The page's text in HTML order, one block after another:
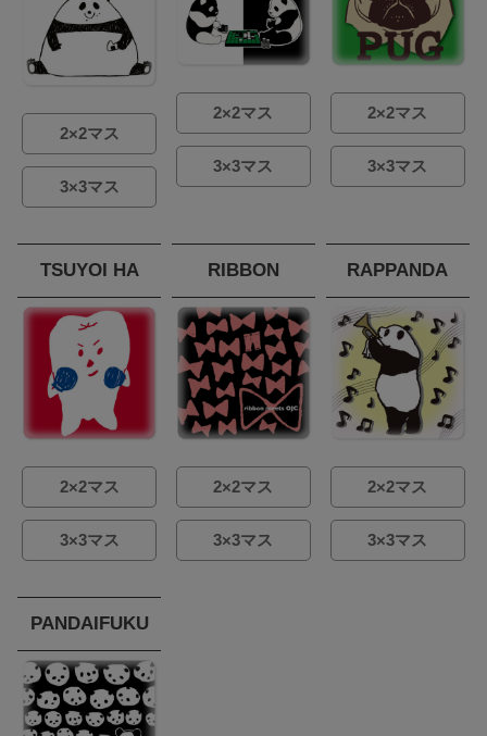
2×2マス
3×3マス
2×2マス
3×3マス
2×2マス
3×3マス
TSUYOI HA
2×2マス
3×3マス
RIBBON
2×2マス
3×3マス
RAPPANDA
2×2マス
3×3マス
PANDAIFUKU